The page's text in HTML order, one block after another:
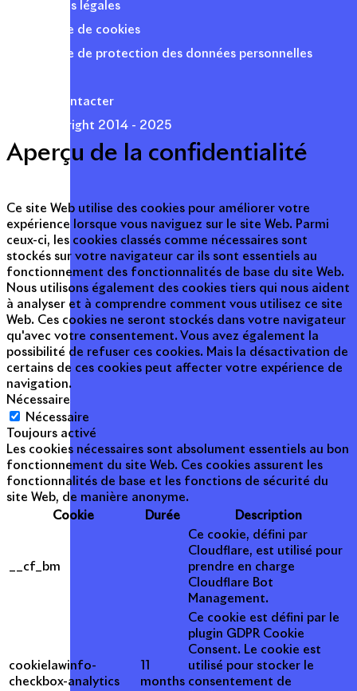
Mentions légales
Politique de cookies
Politique de protection des données personnelles
Nous contacter
© Copyright 2014 - 2025
Aperçu de la confidentialité
Ce site Web utilise des cookies pour améliorer votre
expérience lorsque vous naviguez sur le site Web. Parmi
ceux-ci, les cookies classés comme nécessaires sont
stockés sur votre navigateur car ils sont essentiels au
fonctionnement des fonctionnalités de base du site Web.
Nous utilisons également des cookies tiers qui nous aident
à analyser et à comprendre comment vous utilisez ce site
Web. Ces cookies ne seront stockés dans votre navigateur
qu'avec votre consentement. Vous avez également la
possibilité de refuser ces cookies. Mais la désactivation de
certains de ces cookies peut affecter votre expérience de
navigation.
Nécessaire
Nécessaire
Toujours activé
Les cookies nécessaires sont absolument essentiels au bon
fonctionnement du site Web. Ces cookies assurent les
fonctionnalités de base et les fonctions de sécurité du
site Web, de manière anonyme.
Cookie
Durée Description
__cf_bm
Ce cookie, défini par
Cloudflare, est utilisé pour
prendre en charge
Cloudflare Bot
Management.
cookielawinfo-
checkbox-analytics
months
Ce cookie est défini par le
plugin GDPR Cookie
Consent. Le cookie est
utilisé pour stocker le
consentement de